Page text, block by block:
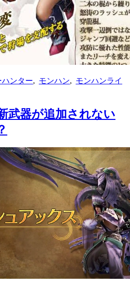
ハンター
モンハン
モンハンライ
武器が追加されない